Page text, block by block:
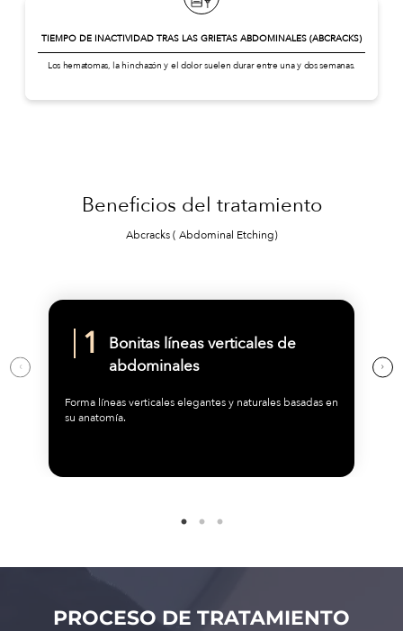
TIEMPO DE INACTIVIDAD TRAS LAS GRIETAS ABDOMINALES (ABCRACKS)
Los hematomas, la hinchazón y el dolor suelen durar entre una y dos semanas.
Beneficios del tratamiento
Abcracks ( Abdominal Etching)
Bonitas líneas verticales de
abdominales
Forma líneas verticales elegantes y naturales basadas en
su anatomía.
PROCESO DE TRATAMIENTO